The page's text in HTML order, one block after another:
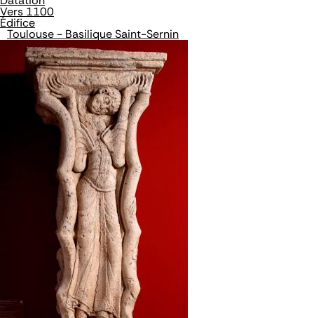
Vers 1100
Édifice
Toulouse - Basilique Saint-Sernin